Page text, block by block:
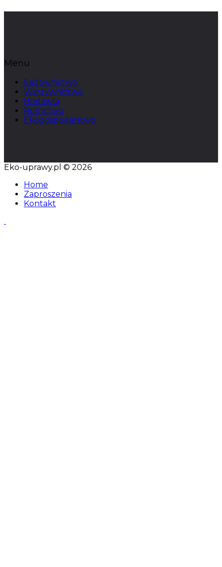
Menu
Sadownictwo
Warzywnictwo
Hodowla
Rolnictwo
Ekogospodarstwo
Eko-uprawy.pl © 2026
Home
Zaproszenia
Kontakt